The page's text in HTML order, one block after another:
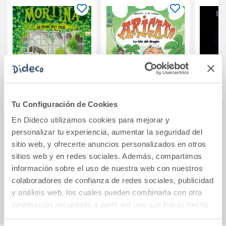
Tu Configuración de Cookies
En Dideco utilizamos cookies para mejorar y
personalizar tu experiencia, aumentar la seguridad del
sitio web, y ofrecerte anuncios personalizados en otros
sitios web y en redes sociales. Además, compartimos
información sobre el uso de nuestra web con nuestros
colaboradores de confianza de redes sociales, publicidad
y análisis web, los cuales pueden combinarla con otra
información recopilada a partir del uso que hayas hecho
Mortina 2: Un
primo muy snob
10,95€
Comprar
Arigato 4. La isla
del dragón
11,95€
Comprar